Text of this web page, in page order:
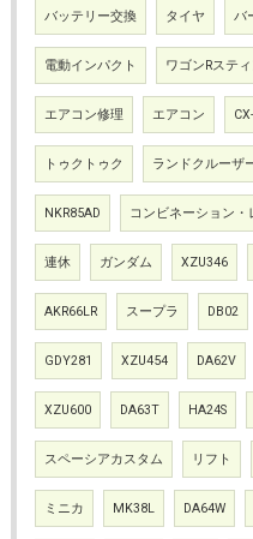
バッテリー交換 タイヤ バ
電動インパクト ワゴンRステ
エアコン修理 エアコン
トゥクトゥク ランドクルーザ
NKR85AD コンビネーション・
連休 ガンダム XZU346
AKR66LR スープラ DB02
GDY281 XZU454 DA62V
XZU600 DA63T HA24S
スペーシアカスタム リフト
ミニカ MK38L DA64W